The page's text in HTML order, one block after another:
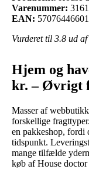
Varenummer:
EAN:
Vurderet til 3.8 ud af
Hjem og
kr. – Øvrigt
Masser af
forskellige
en pakkeshop, fordi
tidspunkt.
mange tilfælde
køb af House